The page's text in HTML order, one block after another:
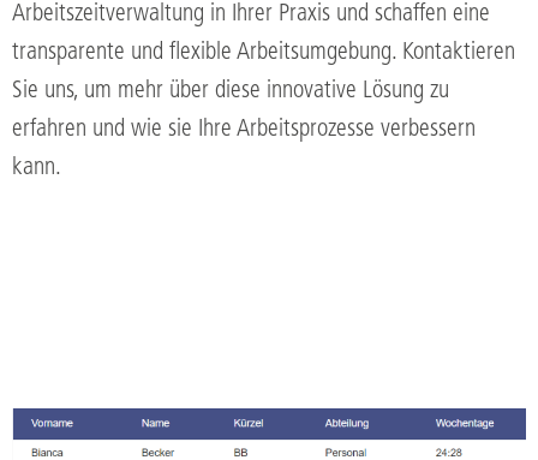
Arbeitszeitverwaltung in Ihrer Praxis und schaffen eine
transparente und flexible Arbeitsumgebung. Kontaktieren
Sie uns, um mehr über diese innovative Lösung zu
erfahren und wie sie Ihre Arbeitsprozesse verbessern
kann.